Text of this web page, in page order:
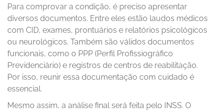
Para comprovar a condição, é preciso apresentar
diversos documentos. Entre eles estão laudos médicos
com CID, exames, prontuários e relatórios psicológicos
ou neurológicos. Também são válidos documentos
funcionais, como o PPP (Perfil Profissiográfico
Previdenciário) e registros de centros de reabilitação.
Por isso, reunir essa documentação com cuidado é
essencial.
Mesmo assim, a análise final será feita pelo INSS. O